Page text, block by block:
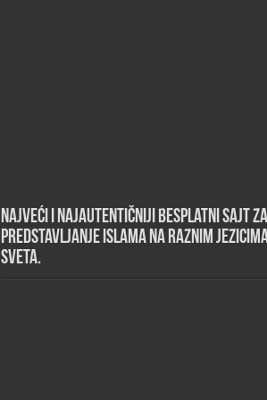
Najveći i najautentičniji besplatni sajt za
predstavljanje islama na raznim
sveta.